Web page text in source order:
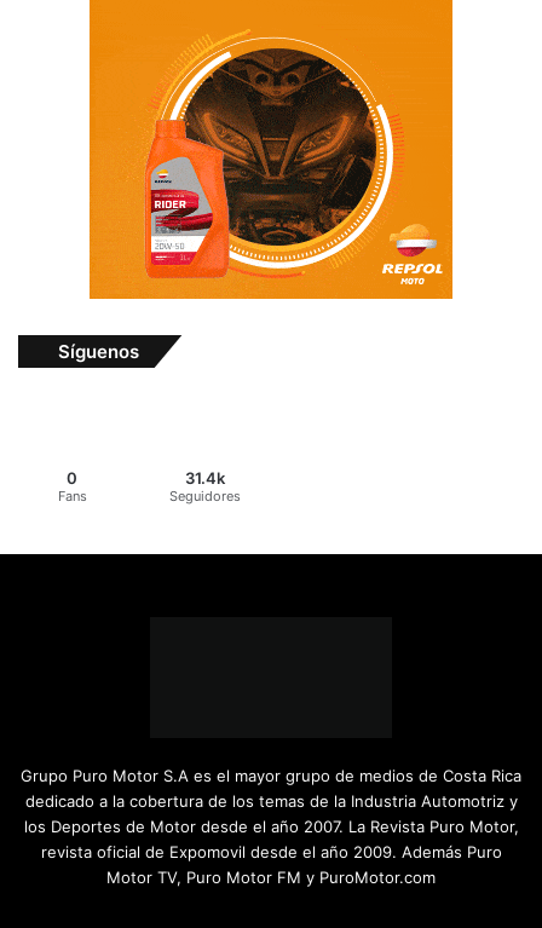
Síguenos
0
Fans
31.4k
Seguidores
Grupo Puro Motor S.A es el mayor grupo de medios de Costa Rica
dedicado a la cobertura de los temas de la Industria Automotriz y
los Deportes de Motor desde el año 2007. La Revista Puro Motor,
revista oficial de Expomovil desde el año 2009. Además Puro
Motor TV, Puro Motor FM y PuroMotor.com